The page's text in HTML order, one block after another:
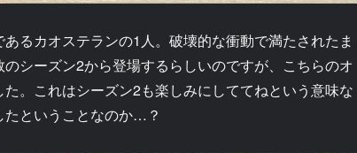
るカオステランの1人。破壊的な衝動で満たされたま
シーズン2から登場するらしいのですが、こちらのオ
。これはシーズン2も楽しみにしててねという意味な
たということなのか…？